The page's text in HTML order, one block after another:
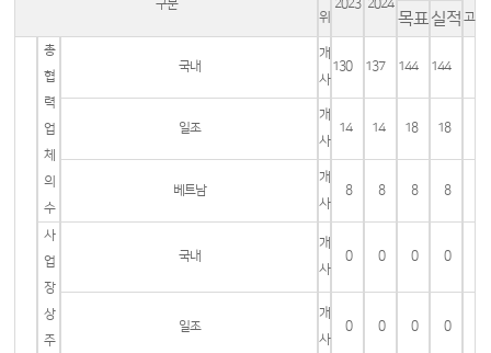
구분
위
2023 2024
고
목표실적
총
협
력
업
체
의
수
국내
개
사
130 137 144 144
일조
개
사
14 14 18 18
베트남
개
사
8 8 8 8
사
업
장
상
주
국내
개
사
0 0 0 0
일조
개
사
0 0 0 0